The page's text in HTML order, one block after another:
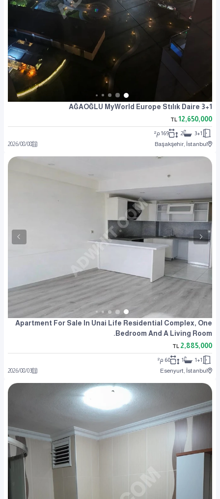
AĞAOĞLU MyWorld Europe Stılık Daire 3+1
12,650,000
TL
3+1
2
169 م²
Başakşehir, İstanbul
2026/08/08
Apartment For Sale In Unai Life Residential Complex, One
Bedroom And A Living Room.
2,885,000
TL
1+1
1
60 م²
Esenyurt, İstanbul
2026/08/03